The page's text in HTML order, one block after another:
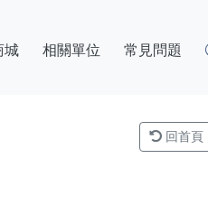
城 相關單位 常見問題
回首頁